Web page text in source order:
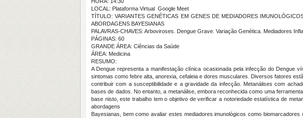
LOCAL: Plataforma Virtual  Google Meet
TÍTULO: VARIANTES GENÉTICAS EM GENES DE MEDIADORES
ABORDAGENS BAYESIANAS
PALAVRAS-CHAVES: Arboviroses. Dengue Grave. Variação Genética. Mediadores
PÁGINAS: 60
GRANDE ÁREA: Ciências da Saúde
ÁREA: Medicina
RESUMO:
A Dengue representa a manifestação clínica ocasionada pela infecção do Dengue
sintomas como febre alta, anorexia, cefaleia e dores musculares. Diversos fatores
contribuir com a susceptibilidade e a gravidade da infecção. Metanálises com
bases de dados. No entanto, a metanálise, embora reconhecida como uma
base nisto, este trabalho tem o objetivo de verificar a notoriedade estatística de
abordagens
Bayesianas, bem como avaliar estes mediadores imunológicos como